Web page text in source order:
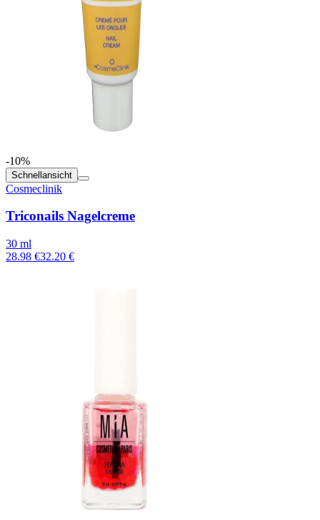
-10%
Schnellansicht
Cosmeclinik
Triconails Nagelcreme
30 ml
28.98 €32.20 €